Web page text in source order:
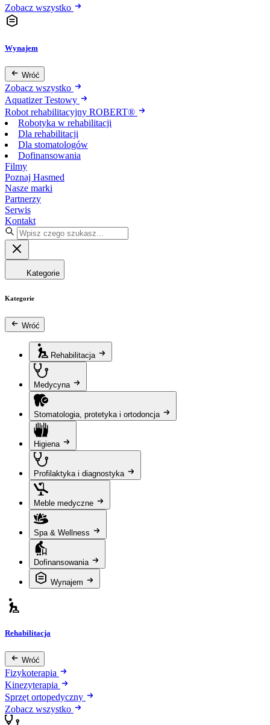
Zobacz wszystko
Wynajem
Wróć
Zobacz wszystko
Aquatizer Testowy
Robot rehabilitacyjny ROBERT®
Robotyka w rehabilitacji
Dla rehabilitacji
Dla stomatologów
Dofinansowania
Filmy
Poznaj Hasmed
Nasze marki
Partnerzy
Serwis
Kontakt
Kategorie
Kategorie
Wróć
Rehabilitacja
Medycyna
Stomatologia, protetyka i ortodoncja
Higiena
Profilaktyka i diagnostyka
Meble medyczne
Spa & Wellness
Dofinansowania
Wynajem
Rehabilitacja
Wróć
Fizykoterapia
Kinezyterapia
Sprzęt ortopedyczny
Zobacz wszystko